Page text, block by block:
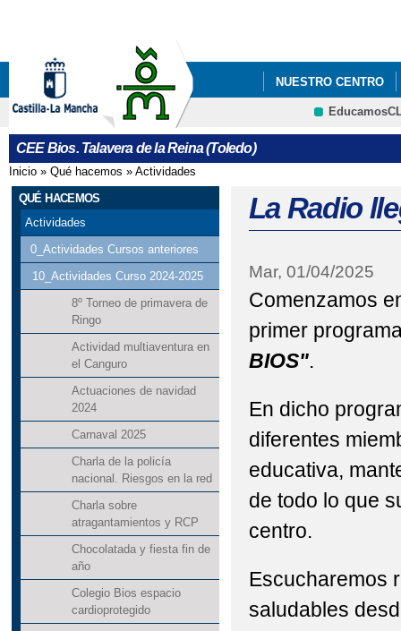
NUESTRO CENTRO
CEE Bios. Talavera de la Reina (Toledo)
Se encuentra usted aquí
Inicio » Qué hacemos » Actividades
QUÉ HACEMOS
Actividades
0_Actividades Cursos anteriores
10_Actividades Curso 2024-2025
8º Torneo de primavera de
Ringo
Actividad multiaventura en
el Canguro
Actuaciones de navidad
2024
Carnaval 2025
Charla de la policía
nacional. Riesgos en la red
Charla sobre
atragantamientos y RCP
Chocolatada y fiesta fin de
año
Colegio Bios espacio
cardioprotegido
La Radio
Mar, 01/04/2025
Comenzamos
primer
BIOS".
En dicho
diferentes
educativa,
de todo lo que
centro.
Escucharemos
saludables